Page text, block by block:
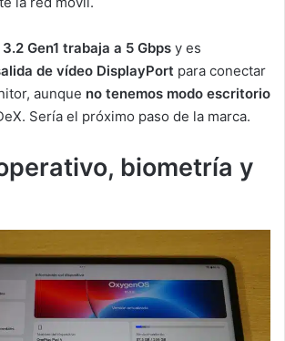
Gen1 trabaja a 5 Gbps y es
de vídeo DisplayPort para conectar
aunque no tenemos modo escritorio
Sería el próximo paso de la marca.
biometría y